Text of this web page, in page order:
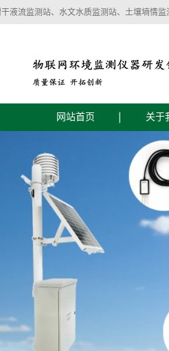
液流监测站、水文水质监测站、土壤墒情
网站首页 关于
公
企业